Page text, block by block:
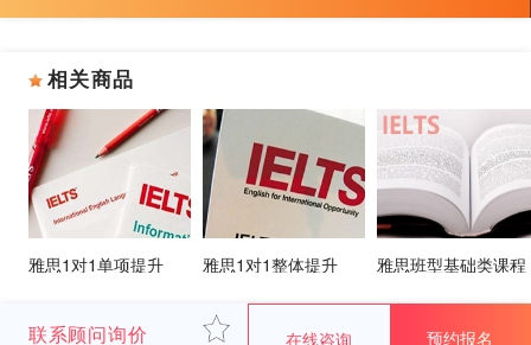
相关商品
雅思1对1单项提升 雅思1对1整体提升 雅思班型基础类课程
联系顾问询价 在线咨询 预约报名